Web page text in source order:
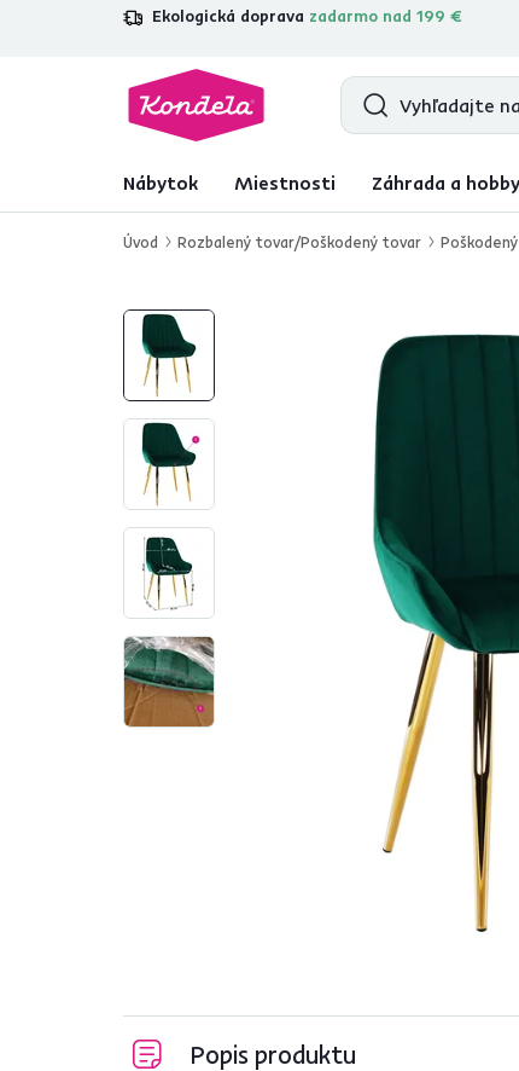
Ekologická doprava zadarmo nad 199 €
4,7 31 157overených
Nábytok Miestnosti Záhrada a hobby
Úvod Rozbalený tovar/Poškodený tovar
Popis produktu